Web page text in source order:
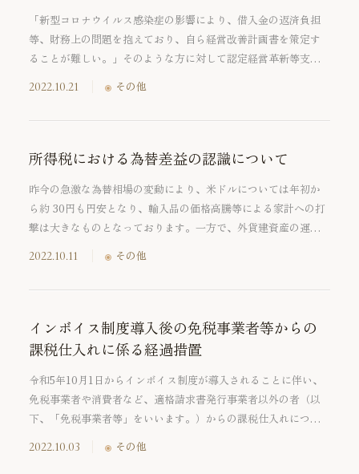
2022.10.21 その他
「新型コロナウイルス感染症の影響により、借入金の返済負担
等、財務上の問題を抱えており、自ら経営改善計画書を策定す
ることが難しい。」そのような方に対して認定経営革新等支援
ことにより、中小企業等の経営改善・事業再生・再チャレンジ
所得税における為替差益の認識について
2022.10.11 その他
昨今の急激な為替相場の変動により、米ドルについては年初か
ら約 30円も円安となり、輸入品の価格高騰等による家計への打
撃は大きなものとなっております。一方で、外貨建資産の運用
と思います。そこで今回は、外貨建取引による為替差益につい
インボイス制度導入後の免税事業者等からの
課税仕入れに係る経過措置
2022.10.03 その他
令和5年10月1日からインボイス制度が導入されることに伴い、
免税事業者や消費者など、適格請求書発行事業者以外の者（以
下、「免税事業者等」をいいます。）からの課税仕入れについ
し、インボイス制度導入後、6年間は、免税事業者等からの課税